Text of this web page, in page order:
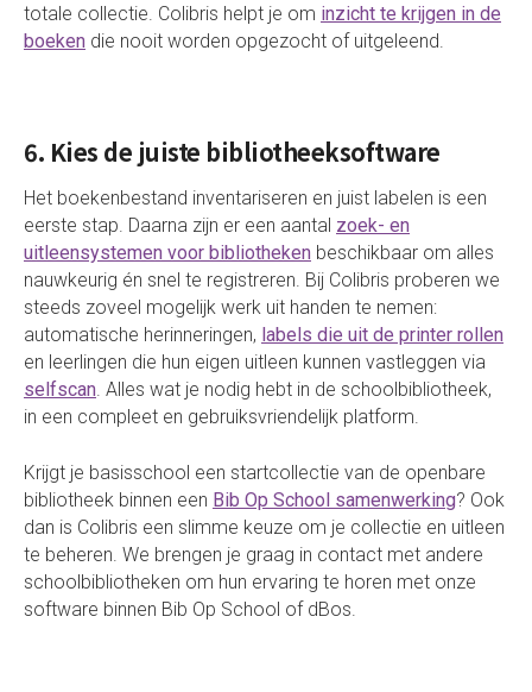
totale collectie. Colibris helpt je om inzicht te krijgen in de
boeken die nooit worden opgezocht of uitgeleend.
6. Kies de juiste bibliotheeksoftware
Het boekenbestand inventariseren en juist labelen is een
eerste stap. Daarna zijn er een aantal zoek- en
uitleensystemen voor bibliotheken beschikbaar om alles
nauwkeurig én snel te registreren. Bij Colibris proberen we
steeds zoveel mogelijk werk uit handen te nemen:
automatische herinneringen, labels die uit de printer rollen
en leerlingen die hun eigen uitleen kunnen vastleggen via
selfscan. Alles wat je nodig hebt in de schoolbibliotheek,
in een compleet en gebruiksvriendelijk platform.
Krijgt je basisschool een startcollectie van de openbare
bibliotheek binnen een Bib Op School samenwerking? Ook
dan is Colibris een slimme keuze om je collectie en uitleen
te beheren. We brengen je graag in contact met andere
schoolbibliotheken om hun ervaring te horen met onze
software binnen Bib Op School of dBos.